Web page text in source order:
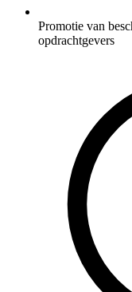
Promotie van
opdrachtgevers